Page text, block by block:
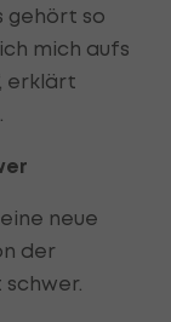
gehört so
mich aufs
erklärt
neue
der